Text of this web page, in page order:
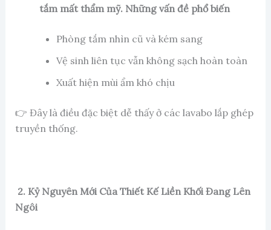
tắm mất thẩm mỹ.Những vấn đề phổ biến
Phòng tắm nhìn cũ và kém sang
Vệ sinh liên tục vẫn không sạch hoàn toàn
Xuất hiện mùi ẩm khó chịu
👉 Đây là điều đặc biệt dễ thấy ở các lavabo lắp ghép
truyền thống.
2. Kỷ Nguyên Mới Của Thiết Kế Liền Khối Đang Lên
Ngôi